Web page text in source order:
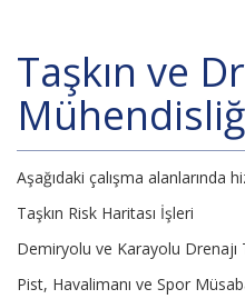
Taşkın ve
Aşağıdaki çalışma alanlarında
Taşkın Risk Haritası İşleri
Demiryolu ve Karayolu Drenajı
Pist, Havalimanı ve Spor